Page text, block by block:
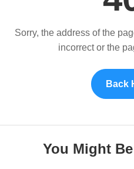
Sorry, the address of the
incorrect or the
Back
You Might